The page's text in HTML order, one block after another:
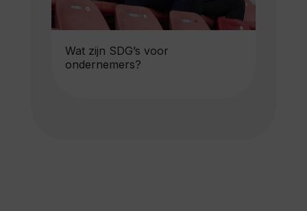
Wat zijn SDG’s voor
ondernemers?